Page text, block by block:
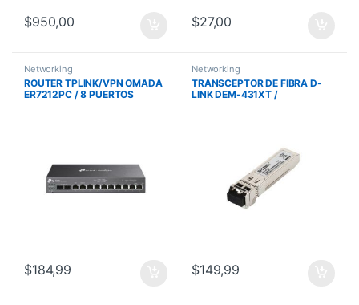
$950,00 $27,00
Networking
ROUTER TPLINK/VPN OMADA
ER7212PC / 8 PUERTOS
$184,99
Networking
TRANSCEPTOR DE FIBRA D-
LINK DEM-431XT /
$149,99